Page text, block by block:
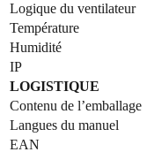
Logique du ventilateur
Température
Humidité
IP
LOGISTIQUE
Contenu de l’emballage
Langues du manuel
EAN